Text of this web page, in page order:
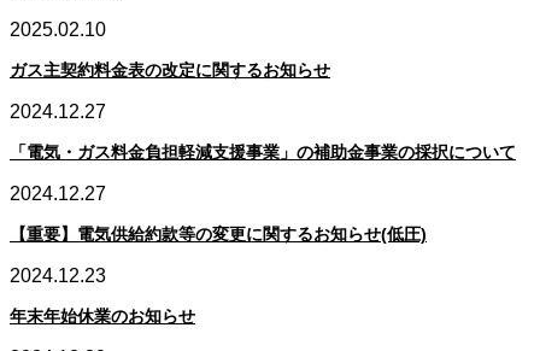
2025.02.10
ガス主契約料金表の改定に関するお知らせ
2024.12.27
「電気・ガス料金負担軽減支援事業」の補助金事業の採択について
2024.12.27
【重要】電気供給約款等の変更に関するお知らせ(低圧)
2024.12.23
年末年始休業のお知らせ